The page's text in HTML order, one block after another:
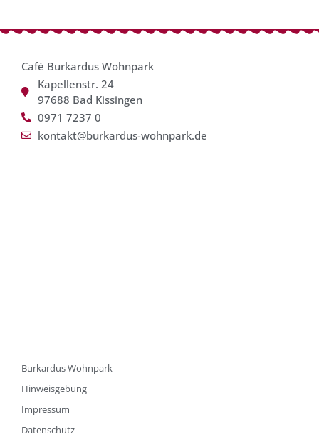
Café Burkardus Wohnpark
Kapellenstr. 24
97688 Bad Kissingen
0971 7237 0
kontakt@burkardus-wohnpark.de
Burkardus Wohnpark
Hinweisgebung
Impressum
Datenschutz